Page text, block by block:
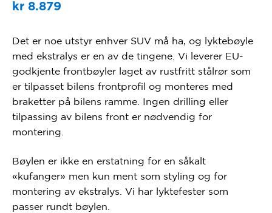
kr8.879
Det er noe utstyr enhver SUV må ha, og lyktebøyle
med ekstralys er en av de tingene. Vi leverer EU-
godkjente frontbøyler laget av rustfritt stålrør som
er tilpasset bilens frontprofil og monteres med
braketter på bilens ramme. Ingen drilling eller
tilpassing av bilens front er nødvendig for
montering.
Bøylen er ikke en erstatning for en såkalt
«kufanger» men kun ment som styling og for
montering av ekstralys. Vi har lyktefester som
passer rundt bøylen.